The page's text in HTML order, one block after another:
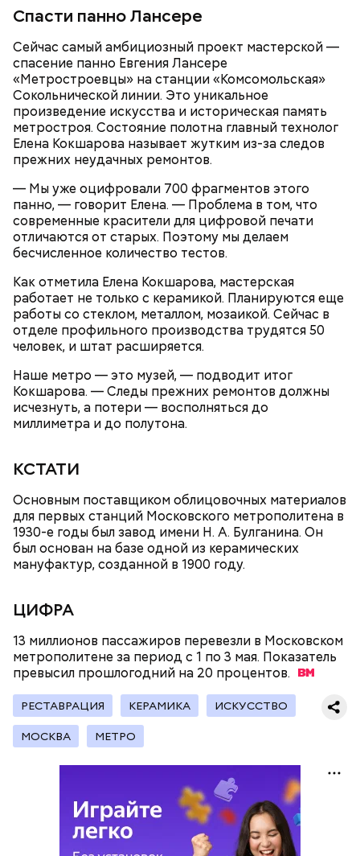
Спасти панно Лансере
Сейчас самый амбициозный проект мастерской —
спасение панно Евгения Лансере
«Метростроевцы» на станции «Комсомольская»
Сокольнической линии. Это уникальное
произведение искусства и историческая память
метростроя. Состояние полотна главный технолог
Елена Кокшарова называет жутким из-за следов
прежних неудачных ремонтов.
— Мы уже оцифровали 700 фрагментов этого
панно, — говорит Елена. — Проблема в том, что
современные красители для цифровой печати
отличаются от старых. Поэтому мы делаем
бесчисленное количество тестов.
Как отметила Елена Кокшарова, мастерская
работает не только с керамикой. Планируются еще
работы со стеклом, металлом, мозаикой. Сейчас в
отделе профильного производства трудятся 50
человек, и штат расширяется.
Наше метро — это музей, — подводит итог
Кокшарова. — Следы прежних ремонтов должны
исчезнуть, а потери — восполняться до
миллиметра и до полутона.
КСТАТИ
Основным поставщиком облицовочных материалов
для первых станций Московского метрополитена в
1930-е годы был завод имени Н. А. Булганина. Он
был основан на базе одной из керамических
мануфактур, созданной в 1900 году.
ЦИФРА
13 миллионов пассажиров перевезли в Московском
метрополитене за период с 1 по 3 мая. Показатель
превысил прошлогодний на 20 процентов.
РЕСТАВРАЦИЯ КЕРАМИКА ИСКУССТВО
МОСКВА МЕТРО
Мастерские и лаборатории колледжей, которые
производственные площадки, нежели учебные
помещения.
В Московском государственном колледже
электромеханики и информационных технологий
обучают по профессии «Мастер вертикального
Модернизировали также лабораторию
композитных материалов в Политехническом
колледже имени Н. Н. Годовикова. Там студенты
изготавливают детали из стеклоткани и
углеволокна, проверяют их качество на новых
дефектоскопах и работают на лазерном и
гибочном станках с ЧПУ. Здесь же появился
реальности, который помогает студентам изучать
устройство авиационных двигателей.
От новичка к профи:
«Абилимпикс» помогает в
трудоустройстве москвичам с
особенностями здоровья
Лучшая техника
парогенераторами, раскройными столами и
манекенами. В колледже также открылась
лаборатория для бариста с профессиональными
кофемашинами и инструментами, где уже
занимаются более 500 студентов.
Диплом по цене квартиры: из чего
складывается стоимость
обучения в вузах и какие
профессии будут престижными
Все участники экскурсии отметили масштабы
перемещаться из одной эпохи в другую.
ПРЯМАЯ РЕЧЬ